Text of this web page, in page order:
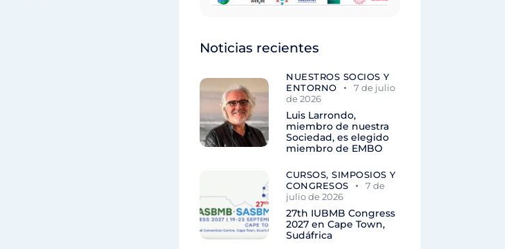
Noticias recientes
NUESTROS SOCIOS Y
ENTORNO
7 de julio
de 2026
Luis Larrondo,
miembro de nuestra
Sociedad, es elegido
miembro de EMBO
CURSOS, SIMPOSIOS Y
CONGRESOS
7 de
julio de 2026
27th IUBMB Congress
2027 en Cape Town,
Sudáfrica